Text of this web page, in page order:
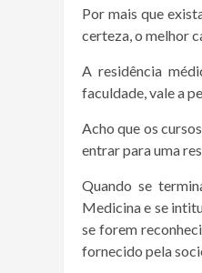
Por mais que
certeza, o melhor
A residência
faculdade, vale a
Acho que os
entrar para uma
Quando se
Medicina e se
se forem
fornecido pela